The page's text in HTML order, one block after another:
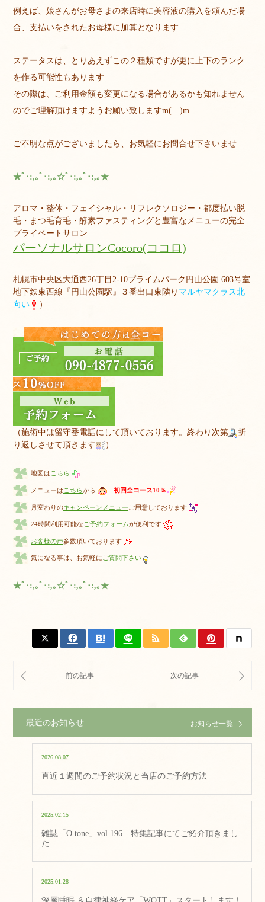
例えば、娘さんがお母さまの来店時に美容液の購入を頼んだ場
合、支払いをされたお母様に加算となります
ステータスは、とりあえずこの２種類ですが更に上下のランク
を作る可能性もあります
その際は、ご利用金額も変更になる場合があるかも知れません
のでご理解頂けますようお願い致しますm(__)m
ご不明な点がございましたら、お気軽にお問合せ下さいませ
★ﾟ･:,｡ﾟ･:,｡☆ﾟ･:,｡ﾟ･:,｡★
アロマ・整体・フェイシャル・リフレクソロジー・都度払い脱
毛・まつ毛育毛・酵素ファスティングと豊富なメニューの完全
プライベートサロン
パーソナルサロンCocoro(ココロ)
札幌市中央区大通西26丁目2-10プライムパーク円山公園 603号室
地下鉄東西線『円山公園駅』３番出口東隣り マルヤマクラス北
向い
）
（施術中は留守番電話にして頂いております。終わり次第
折
り返しさせて頂きます
）
地図はこちら
メニューは こちらから 初回全コース10％
月変わりのキャンペーンメニュー ご用意しております
24時間利用可能な ご予約フォームが便利です
お客様の声多数頂いております
気になる事は、お気軽にご質問下さい
★ﾟ･:,｡ﾟ･:,｡☆ﾟ･:,｡ﾟ･:,｡★
最近のお知らせ お知らせ一覧
2026.08.07
直近１週間のご予約状況と当店のご予約方法
2025.02.15
雑誌「O.tone」vol.196 特集記事にてご紹介頂きまし
た
2025.01.28